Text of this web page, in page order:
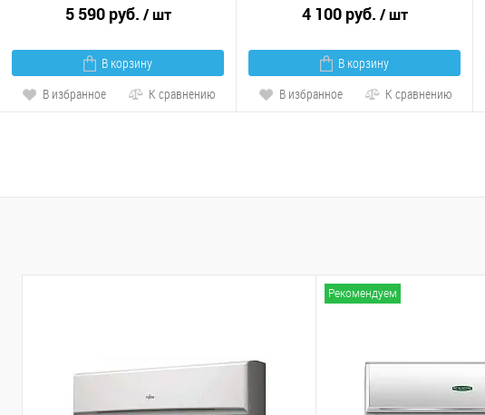
5 590 руб. / шт
В корзину
В избранное
К сравнению
4 100 руб. / шт
В корзину
В избранное
К сравнению
Рекомендуем